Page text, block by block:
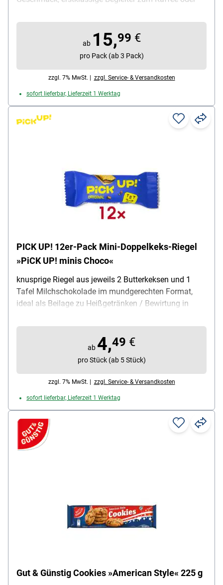
Karton mit 200 einzeln verpackten Keksen (gesamt
ab 15,99 €
pro Pack (ab 3 Pack)
zzgl. 7% MwSt. | zzgl. Service- & Versandkosten
sofort lieferbar, Lieferzeit 1 Werktag
PICK UP! 12er-Pack Mini-Doppelkeks-Riegel
»PiCK UP! minis Choco«
knusprige Riegel aus jeweils 2 Butterkeksen und 1
Tafel Milchschokolade im mundgerechten Format,
ideal als Beilage zu Heißgetränken / Bewirtung in
verpackt, Inhalt pro Pack: 12 Stück, Lieferumfang: 1
Beutel mit 12 einzeln verpackten Keksriegeln ( 127 g
ab 4,49 €
pro Stück (ab 5 Stück)
zzgl. 7% MwSt. | zzgl. Service- & Versandkosten
sofort lieferbar, Lieferzeit 1 Werktag
Gut & Günstig Cookies »American Style« 225 g